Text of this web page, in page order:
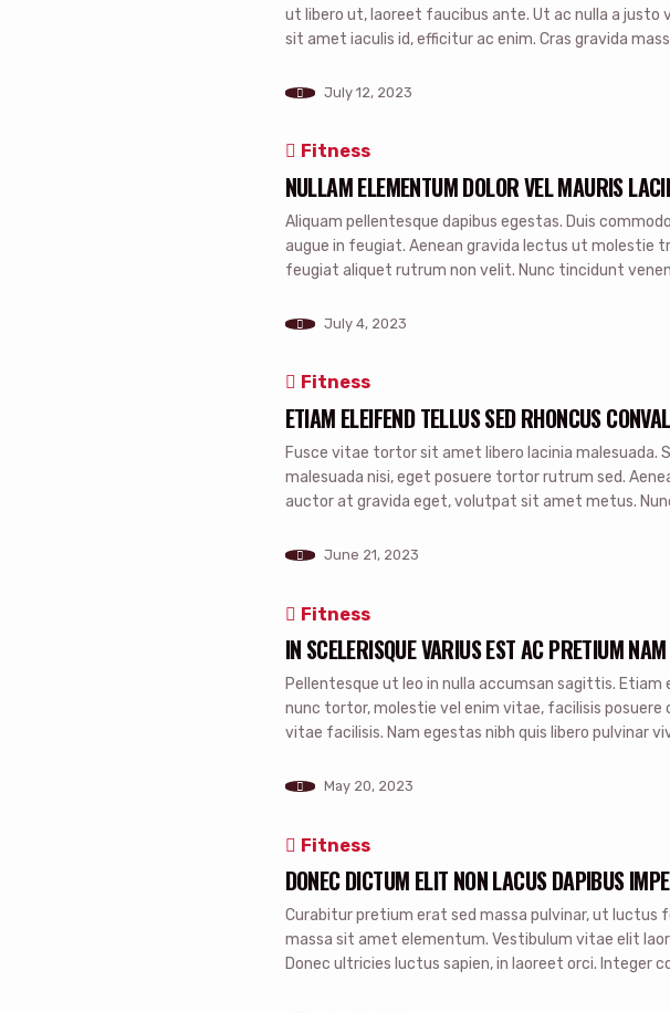
ut libero ut, laoreet faucibus ante. Ut ac nulla a justo
sit amet iaculis id, efficitur ac enim. Cras gravida
July 12, 2023
Fitness
NULLAM ELEMENTUM DOLOR VEL MAURIS
Aliquam pellentesque dapibus egestas. Duis
augue in feugiat. Aenean gravida lectus ut molestie
feugiat aliquet rutrum non velit. Nunc tincidunt
a velit pharetra, id bibendum […]
July 4, 2023
Fitness
ETIAM ELEIFEND TELLUS SED RHONCUS
Fusce vitae tortor sit amet libero lacinia malesuada.
malesuada nisi, eget posuere tortor rutrum sed.
auctor at gravida eget, volutpat sit amet metus.
ante […]June 21, 2023
Fitness
IN SCELERISQUE VARIUS EST AC PRETIUM
Pellentesque ut leo in nulla accumsan sagittis.
nunc tortor, molestie vel enim vitae, facilisis posuere
vitae facilisis. Nam egestas nibh quis libero pulvinar
[…]
May 20, 2023
Fitness
DONEC DICTUM ELIT NON LACUS DAPIBUS
Curabitur pretium erat sed massa pulvinar, ut luctus
massa sit amet elementum. Vestibulum vitae elit
Donec ultricies luctus sapien, in laoreet orci. Integer